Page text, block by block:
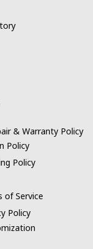
& Warranty Policy
Policy
Policy
of Service
Policy